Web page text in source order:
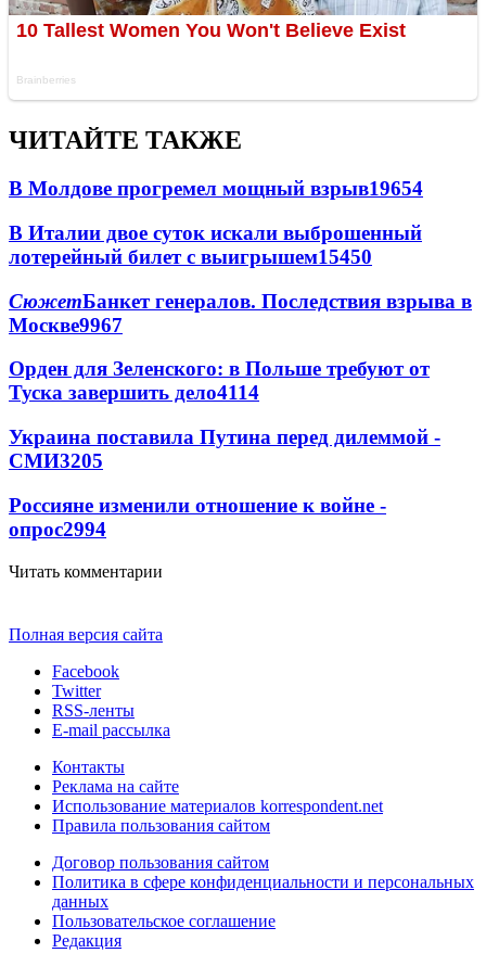
ЧИТАЙТЕ ТАКЖЕ
В Молдове прогремел мощный взрыв19654
В Италии двое суток искали выброшенный
лотерейный билет с выигрышем15450
СюжетБанкет генералов. Последствия взрыва в
Москве9967
Орден для Зеленского: в Польше требуют от
Туска завершить дело4114
Украина поставила Путина перед дилеммой -
СМИ3205
Россияне изменили отношение к войне -
опрос2994
Читать комментарии
Полная версия сайта
Facebook
Twitter
RSS-ленты
E-mail рассылка
Контакты
Реклама на сайте
Использование материалов korrespondent.net
Правила пользования сайтом
Договор пользования сайтом
Политика в сфере конфиденциальности и персональных
данных
Пользовательское соглашение
Редакция